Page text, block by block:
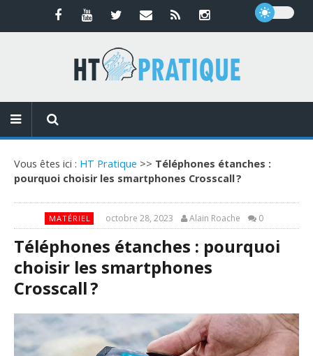
Vous êtes ici : HT Pratique >> Téléphones étanches :
pourquoi choisir les smartphones Crosscall ?
MATÉRIEL octobre 28, 2023 Alain Roache 0
Téléphones étanches : pourquoi
choisir les smartphones
Crosscall ?